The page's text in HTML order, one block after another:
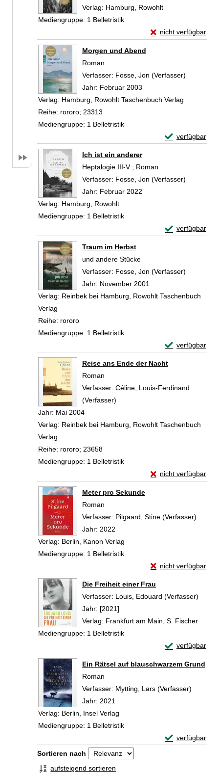
Verlag: Hamburg, Rowohlt
Mediengruppe: 1 Belletristik
nicht verfügbar
Exemplar-Details
Morgen und Abend
Roman
Verfasser: Fosse, Jon (Verfasser)
Jahr: Februar 2003
Verlag: Hamburg, Rowohlt Taschenbuch Verlag
Reihe: rororo; 23313
Mediengruppe: 1 Belletristik
verfügbar
Exemplar-
Ich ist ein anderer
Heptalogie III-V ; Roman
Verfasser: Fosse, Jon (Verfasser)
Jahr: Februar 2022
Verlag: Hamburg, Rowohlt
Mediengruppe: 1 Belletristik
verfügbar
Exemplar-
Traum im Herbst
und andere Stücke
Verfasser: Fosse, Jon (Verfasser)
Jahr: November 2001
Verlag: Reinbek bei Hamburg, Rowohlt Taschenbuch
Verlag
Reihe: rororo
Mediengruppe: 1 Belletristik
verfügbar
Exemplar-
Reise ans Ende der Nacht
Roman
Verfasser: Céline, Louis-Ferdinand
(Verfasser)
Jahr: Mai 2004
Verlag: Reinbek bei Hamburg, Rowohlt Taschenbuch
Verlag
Reihe: rororo; 23658
Mediengruppe: 1 Belletristik
nicht verfügbar
Exemplar-Details
Meter pro Sekunde
Roman
Verfasser: Pilgaard, Stine (Verfasser)
Jahr: 2022
Verlag: Berlin, Kanon Verlag
Mediengruppe: 1 Belletristik
nicht verfügbar
Exemplar-Details
Die Freiheit einer Frau
Verfasser: Louis, Edouard (Verfasser)
Jahr: [2021]
Verlag: Frankfurt am Main, S. Fischer
Mediengruppe: 1 Belletristik
verfügbar
Exemplar-
Ein Rätsel auf blauschwarzem Grund
Roman
Verfasser: Mytting, Lars (Verfasser)
Jahr: 2021
Verlag: Berlin, Insel Verlag
Mediengruppe: 1 Belletristik
verfügbar
Exemplar-
Zu den Suchfiltern springen
Sortieren nach
aufsteigend sortieren